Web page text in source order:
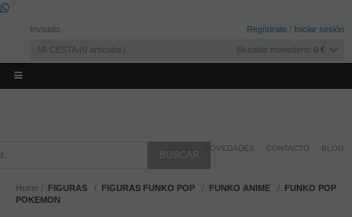
Invitado Regístrate / Iniciar sesión
MI CESTA 0 artículos Mi saldo monedero: 0 €
NOVEDADES CONTACTO BLOG
Home FIGURAS FIGURAS FUNKO POP FUNKO ANIME
FUNKO POP
POKEMON